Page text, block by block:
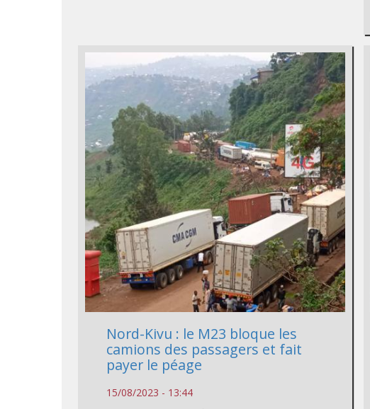
Nord-Kivu : le M23 bloque les
camions des passagers et fait
payer le péage
15/08/2023 - 13:44